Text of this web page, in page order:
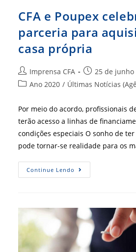
CFA e Poupex
parceria para
casa própria
Autor
do
Imprensa CFA
Post
publicado:
25 de junho
Categoria
post:
Ano 2020 / Últimas Notícias
Por meio do acordo, profissionais
terão acesso a linhas de
condições especiais O sonho de
pode tornar-se realidade para os
Continue Lendo CFA
E
Aquisição
Da
Casa
Própria